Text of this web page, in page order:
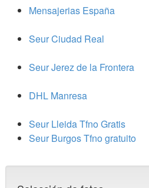
Mensajerias España
Seur Ciudad Real
Seur Jerez de la Frontera
DHL Manresa
Seur Lleida Tfno Gratis
Seur Burgos Tfno gratuito